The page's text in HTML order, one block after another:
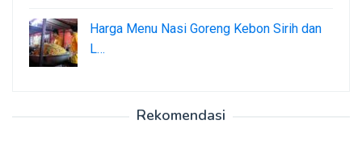
Harga Menu Nasi Goreng Kebon Sirih dan
L…
Rekomendasi